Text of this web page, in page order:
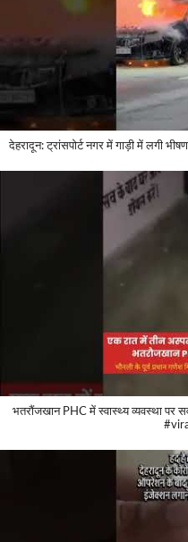
देहरादून: ट्रांसपोर्ट नगर में गाड़ी में लगी
भतरौंजखान PHC में स्वास्थ्य व्यवस्था पर